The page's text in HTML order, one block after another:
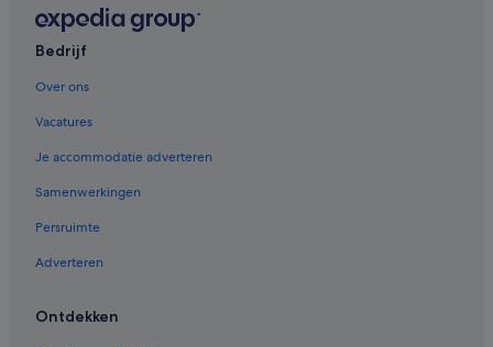
Bedrijf
Over ons
Vacatures
Je accommodatie adverteren
Samenwerkingen
Persruimte
Adverteren
Ontdekken